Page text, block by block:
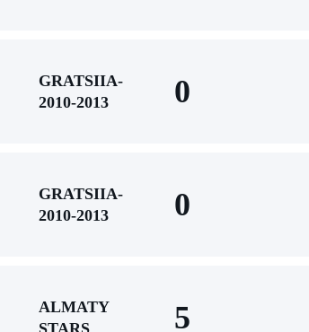
GRATSIIA-
2010-2013
0
GRATSIIA-
2010-2013
0
ALMATY
STARS
5